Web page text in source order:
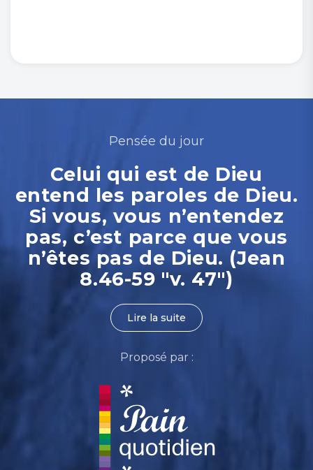
Pensée du jour
Celui qui est de Dieu
entend les paroles de Dieu.
Si vous, vous n’entendez
pas, c’est parce que vous
n’êtes pas de Dieu. (Jean
8.46-59 "v. 47")
Lire la suite
Proposé par :